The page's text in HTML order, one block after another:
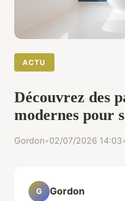
ACTU
Découvrez des
modernes pour
Gordon•02/07/2026 14:03•
G Gordon